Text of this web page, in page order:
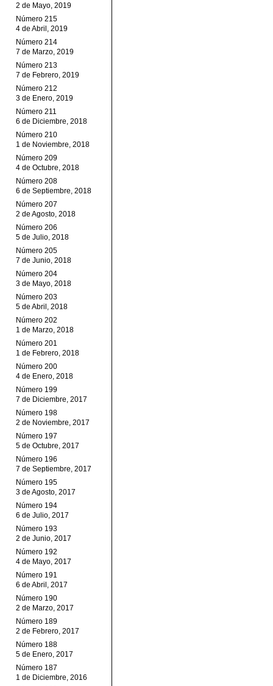
2 de Mayo, 2019
Número 215
4 de Abril, 2019
Número 214
7 de Marzo, 2019
Número 213
7 de Febrero, 2019
Número 212
3 de Enero, 2019
Número 211
6 de Diciembre, 2018
Número 210
1 de Noviembre, 2018
Número 209
4 de Octubre, 2018
Número 208
6 de Septiembre, 2018
Número 207
2 de Agosto, 2018
Número 206
5 de Julio, 2018
Número 205
7 de Junio, 2018
Número 204
3 de Mayo, 2018
Número 203
5 de Abril, 2018
Número 202
1 de Marzo, 2018
Número 201
1 de Febrero, 2018
Número 200
4 de Enero, 2018
Número 199
7 de Diciembre, 2017
Número 198
2 de Noviembre, 2017
Número 197
5 de Octubre, 2017
Número 196
7 de Septiembre, 2017
Número 195
3 de Agosto, 2017
Número 194
6 de Julio, 2017
Número 193
2 de Junio, 2017
Número 192
4 de Mayo, 2017
Número 191
6 de Abril, 2017
Número 190
2 de Marzo, 2017
Número 189
2 de Febrero, 2017
Número 188
5 de Enero, 2017
Número 187
1 de Diciembre, 2016